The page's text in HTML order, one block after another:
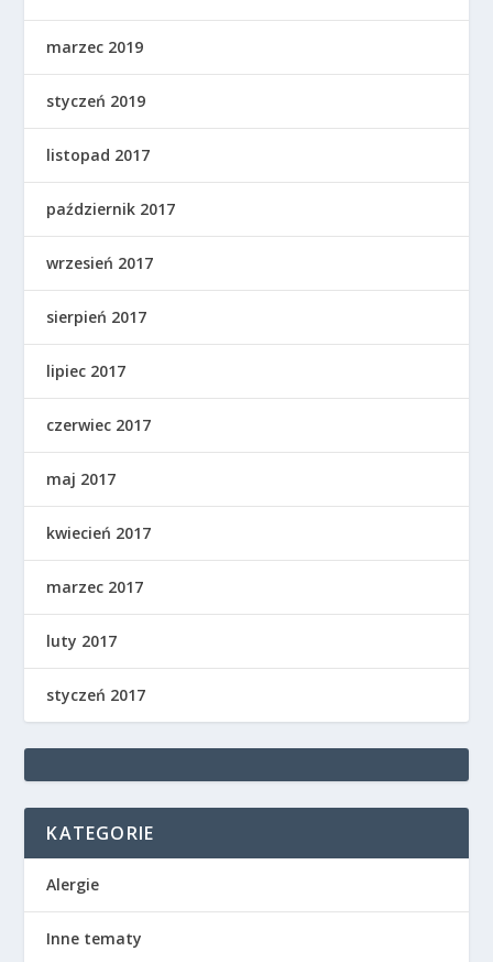
marzec 2019
styczeń 2019
listopad 2017
październik 2017
wrzesień 2017
sierpień 2017
lipiec 2017
czerwiec 2017
maj 2017
kwiecień 2017
marzec 2017
luty 2017
styczeń 2017
KATEGORIE
Alergie
Inne tematy